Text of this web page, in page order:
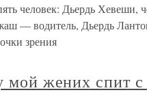
человек: Дьердь
— водитель, Дьердь
зрения
мой жених спит